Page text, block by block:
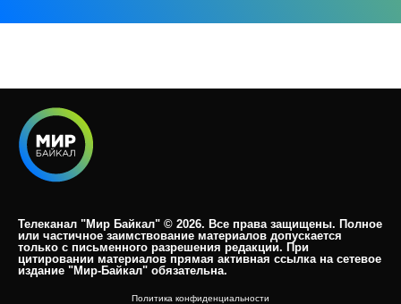
Телеканал "Мир Байкал" © 2026. Все права защищены. Полное
или частичное заимствование материалов допускается
только с письменного разрешения редакции. При
цитировании материалов прямая активная ссылка на сетевое
издание "Мир-Байкал" обязательна.​
Политика конфиденциальности